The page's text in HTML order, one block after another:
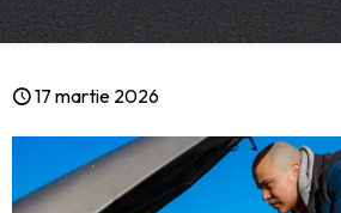
17 martie 2026